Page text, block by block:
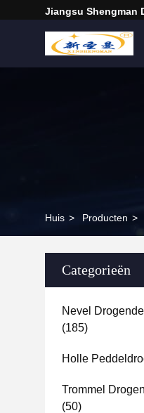
Jiangsu Shengman
Huis > Producten >
Categorieën
Nevel
(185)
Holle
Trommel
(50)